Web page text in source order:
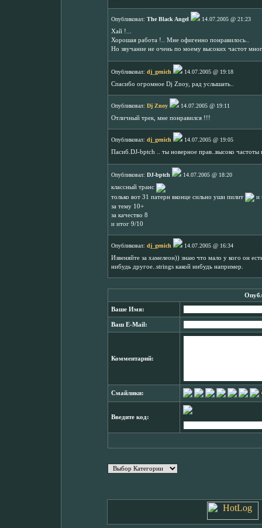
Опубликовал: The Black Angel
14.07.2005 @ 21:23
Хай !...
Хорошая работа !.. Мне офигенно понравилось..
Но звучание не очень по моему высоких частот
Опубликовал: dj_genich
14.07.2005 @ 19:18
Спасибо огромное Dj Znoy, рад услышать..
Опубликовал: Dj Znoy
14.07.2005 @ 19:11
Отличный трек, мне понравился !!!
Опубликовал: dj_genich
14.07.2005 @ 19:05
Пасиб.DJ-bptch .. ты новерное прав..высоко частоты
Опубликовал: DJ-bptch
14.07.2005 @ 18:20
классный транс
только вот 31 патерн вконце сильно уши пилит
и
за тему 10+
за качество 8
и итог 9/10
Опубликовал: dj_genich
14.07.2005 @ 16:34
Извеняйте за хамелеон)) знаю что мало у кого он
нибудь другое..strings какой нибудь например.
Ваше Имя:
Ваш E-Mail:
Комментарий:
Смайлики:
Введите код: